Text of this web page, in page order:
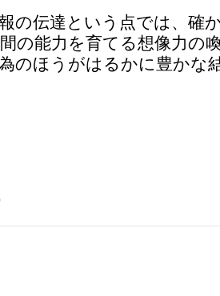
の伝達という点では、確
の能力を育てる想像力の
のほうがはるかに豊かな